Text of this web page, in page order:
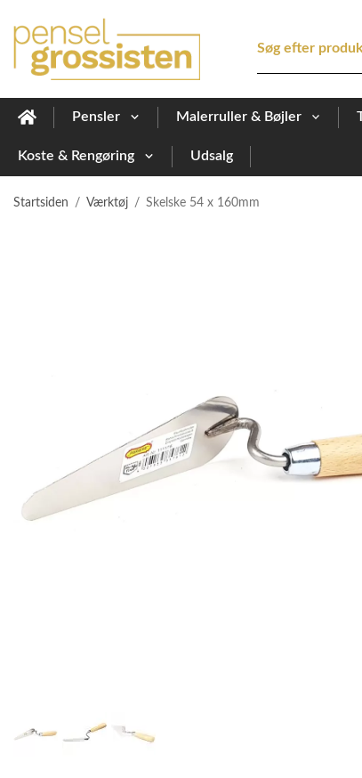
Pensler Malerruller & Bøjler
Koste & Rengøring Udsalg
Startsiden / Værktøj / Skelske 54 x 160mm